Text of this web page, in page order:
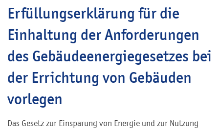
Erfüllungserklärung für die
Einhaltung der Anforderungen
des Gebäudeenergiegesetzes bei
der Errichtung von Gebäuden
vorlegen
Das Gesetz zur Einsparung von Energie und zur Nutzung